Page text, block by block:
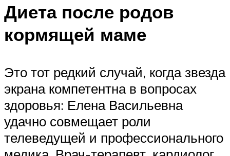
Диета после родов
кормящей маме
Это тот редкий случай, когда звезда
экрана компетентна в вопросах
здоровья: Елена Васильевна
удачно совмещает роли
телеведущей и профессионального